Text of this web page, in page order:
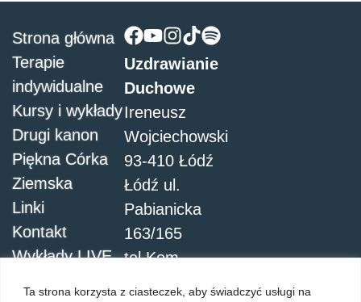
Ta strona korzysta z ciasteczek, aby świadczyć usługi na
Uzdrawianie
Duchowe
Ireneusz
Wojciechowski
93-410 Łódź
Łódź ul.
Pabianicka
163/165
tel.Kom.
Strona główna
Terapie
indywidualne
Kursy i wykłady
Drugi kanon
Piękna Córka
Ziemska
Linki
Kontakt
Wykłady LIVE